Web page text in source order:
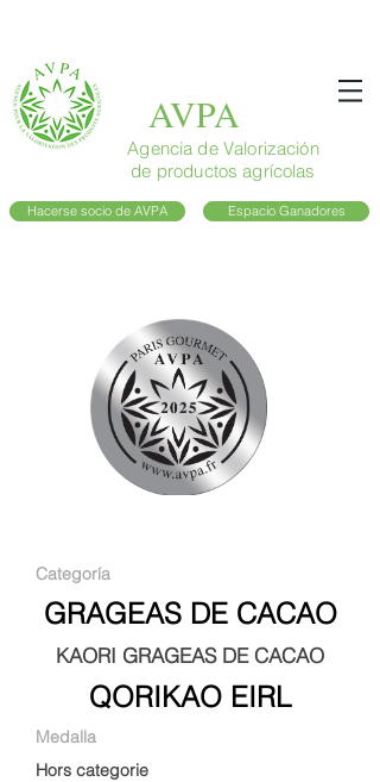
AVPA
Agencia de Valorización
de productos agrícolas
Hacerse socio de AVPA Espacio Ganadores
Categoría
GRAGEAS DE CACAO
KAORI GRAGEAS DE CACAO
QORIKAO EIRL
Medalla
Hors categorie